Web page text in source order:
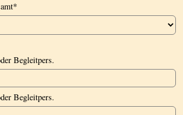
*
Begleitpers.
Begleitpers.